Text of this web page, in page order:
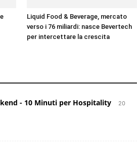
Liquid Food & Beverage, mercato
verso i 76 miliardi: nasce Bevertech
per intercettare la crescita
- 10 Minuti per Hospitality
20